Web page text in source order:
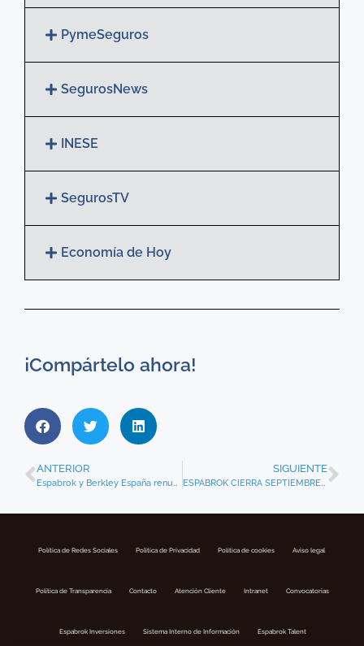
PymeSeguros
SegurosNews
INESE
SegurosTV
Economía de Hoy
¡Compártelo ahora!
ANTERIOR
Espabrok y Berkley España renuevan su colaboración e impulsan acciones de negocio
SIGUIENTE
ESPABROK CIERRA SEPTIEMBRE CON 4 NUEVAS INCORPORACIONES DE CORREDURÍAS
Política de Redes Sociales Politica de Privacidad Política de cookies Aviso legal
Política de Transparencia Contacto Atención Cliente Intranet Convocatorias
Espabrok Inversiones Sistema Interno de Información Espabrok Talent